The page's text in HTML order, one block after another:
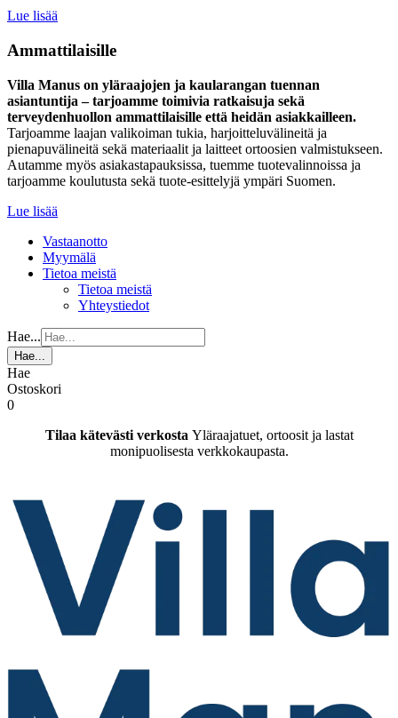
Lue lisää
Ammattilaisille
Villa Manus on yläraajojen ja kaularangan tuennan
asiantuntija – tarjoamme toimivia ratkaisuja sekä
terveydenhuollon ammattilaisille että heidän asiakkailleen.
Tarjoamme laajan valikoiman tukia, harjoitteluvälineitä ja
pienapuvälineitä sekä materiaalit ja laitteet ortoosien valmistukseen.
Autamme myös asiakastapauksissa, tuemme tuotevalinnoissa ja
tarjoamme koulutusta sekä tuote-esittelyjä ympäri Suomen.
Lue lisää
Vastaanotto
Myymälä
Tietoa meistä
Tietoa meistä
Yhteystiedot
Hae...
Hae...
Hae
Ostoskori
0
Tilaa kätevästi verkosta Yläraajatuet, ortoosit ja lastat
monipuolisesta verkkokaupasta.